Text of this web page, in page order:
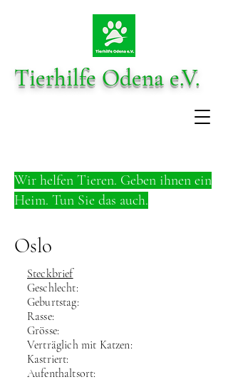
Wir helfen Tieren. Geben ihnen ein
Heim. Tun Sie das auch.
Tierhilfe Odena e.V.
Oslo
Steckbrief
Geschlecht:
Geburtstag:
Rasse:
Grösse:
Verträglich mit Katzen:
Kastriert:
Aufenthaltsort: